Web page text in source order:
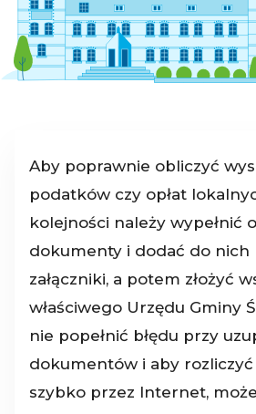
Aby poprawnie obliczyć
podatków czy opłat
kolejności należy wypełnić
dokumenty i dodać do nich
załączniki, a potem złożyć
właściwego Urzędu Gminy
nie popełnić błędu przy
dokumentów i aby
szybko przez Internet,